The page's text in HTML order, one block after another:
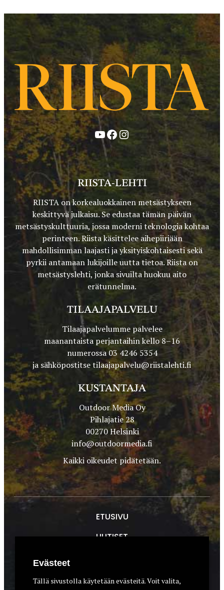
YouTube
Facebook
Instagram
RIISTA-LEHTI
RIISTA on korkealuokkainen metsästykseen
keskittyvä julkaisu. Se edustaa tämän päivän
metsästyskulttuuria, jossa moderni teknologia kohtaa
perinteen. Riista käsittelee aihepiiriään
mahdollisimman laajasti ja yksityiskohtaisesti sekä
pyrkii antamaan lukijoille uutta tietoa. Riista on
metsästyslehti, jonka sivuilta huokuu aito
erätunnelma.
TILAAJAPALVELU
Tilaajapalvelumme palvelee
maanantaista perjantaihin kello 8–16
numerossa 03 4246 5354
ja sähköpostitsetilaajapalvelu@riistalehti.fi
KUSTANTAJA
Outdoor Media Oy
Pihlajatie 28
00270 Helsinki
info@outdoormedia.fi
Kaikki oikeudet pidätetään.
ETUSIVU
UUTISET
ASEET & OPTIIKKA
Evästeet
Tällä sivustolla käytetään evästeitä. Voit valita,